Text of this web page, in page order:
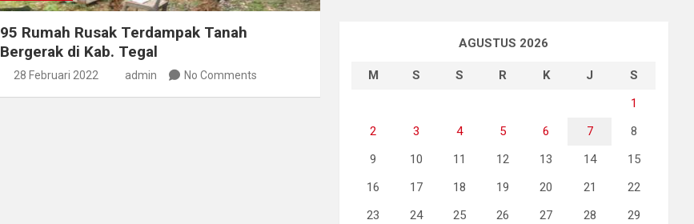
95 Rumah Rusak Terdampak Tanah
Bergerak di Kab. Tegal
28 Februari 2022 admin No Comments
AGUSTUS 2026
M S S R K J
S
1
2
3 4 5 6 7
8
9
10 11 12 13 14
15
16
17 18 19 20 21
22
23
24 25 26 27 28
29